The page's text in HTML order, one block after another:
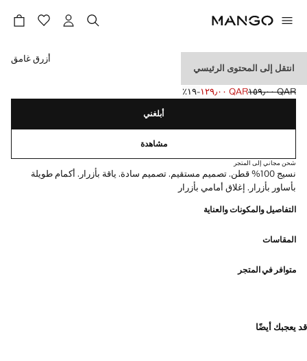
انتقل إلى المحتوى الرئيسي
قميص قطني
السعر الأول محذوف [QAR ١٥٩٫٠٠ ]
QAR ١٥٩٫٠٠
السعر الحالي [QAR ١٢٩٫٠٠ ]QAR ١٢٩٫٠٠ ؜-١٩٪؜
حدد اللون
أزرق غامق
أبلغني
مشاهدة
شحن مجاني إلى المتجر
نسيج 100% قطن. تصميم مستقيم. تصميم سادة. ياقة بأزرار. أكمام طويلة
بأساور بأزرار. إغلاق أمامي بأزرار
التفاصيل والمكونات والعناية
المقاسات
متوافر في المتجر
قد يعجبك أيضًا